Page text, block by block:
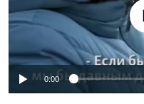
No media
0:00